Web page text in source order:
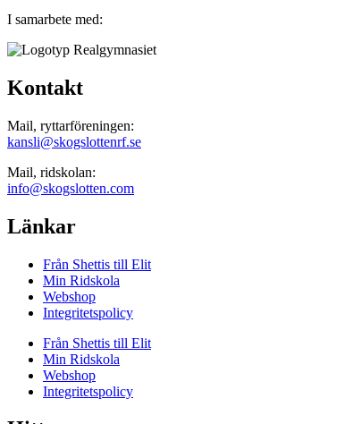
I samarbete med:
Kontakt
Mail, ryttarföreningen:
kansli@skogslottenrf.se
Mail, ridskolan:
info@skogslotten.com
Länkar
Från Shettis till Elit
Min Ridskola
Webshop
Integritetspolicy
Från Shettis till Elit
Min Ridskola
Webshop
Integritetspolicy